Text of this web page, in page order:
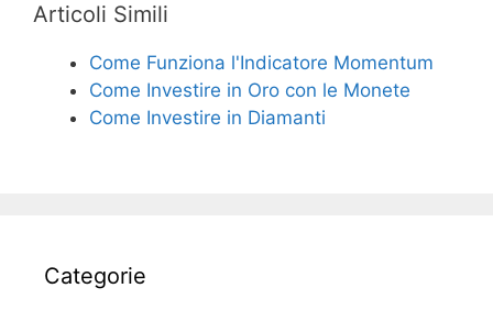
Articoli Simili
Come Funziona l'Indicatore Momentum
Come Investire in Oro con le Monete
Come Investire in Diamanti
Categorie